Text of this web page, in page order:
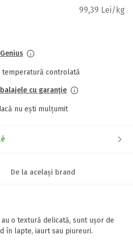
99,39 Lei/kg
Genius
temperatură controlată
cu garanție
nu ești mulțumit
De la același brand
o textură delicată, sunt ușor de
în lapte, iaurt sau piureuri.